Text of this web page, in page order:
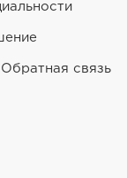
Обратная связь